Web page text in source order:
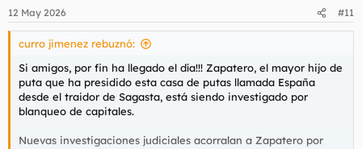
12 May 2026 #11
curro jimenez rebuznó:
Si amigos, por fin ha llegado el día!!! Zapatero, el mayor hijo de
puta que ha presidido esta casa de putas llamada España
desde el traidor de Sagasta, está siendo investigado por
blanqueo de capitales.
Nuevas investigaciones judiciales acorralan a Zapatero por